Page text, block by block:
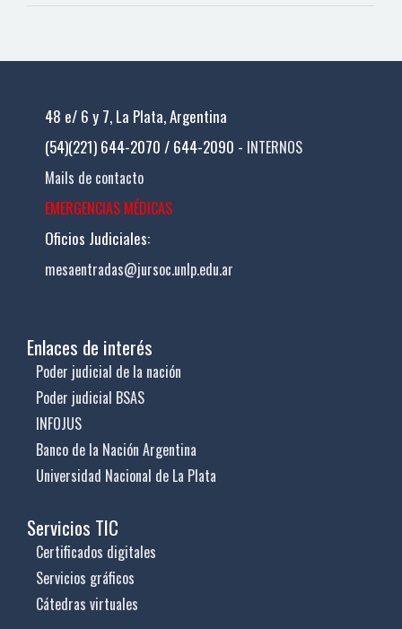
48 e/ 6 y 7, La Plata, Argentina
(54)(221) 644-2070 / 644-2090 - INTERNOS
Mails de contacto
EMERGENCIAS MÉDICAS
Oficios Judiciales:
mesaentradas@jursoc.unlp.edu.ar
Enlaces de interés
Poder judicial de la nación
Poder judicial BSAS
INFOJUS
Banco de la Nación Argentina
Universidad Nacional de La Plata
Servicios TIC
Certificados digitales
Servicios gráficos
Cátedras virtuales